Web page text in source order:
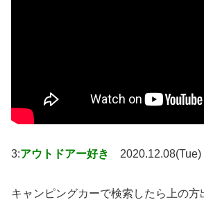
3:アウトドアー好き 2020.12.08(Tue)
キャンピングカーで検索したら上の方